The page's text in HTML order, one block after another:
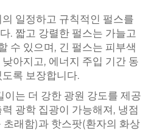
일정하고 규칙적인 펄스를
. 짧고 강렬한 펄스는 가늘고
수 있으며, 긴 펄스는 피부색
아지고, 에너지 주입 기간 동
록 보장합니다.
이는 더 강한 광원 강도를 제공
광학 집광이 가능해져, 냉점
래함)과 핫스팟(환자의 화상